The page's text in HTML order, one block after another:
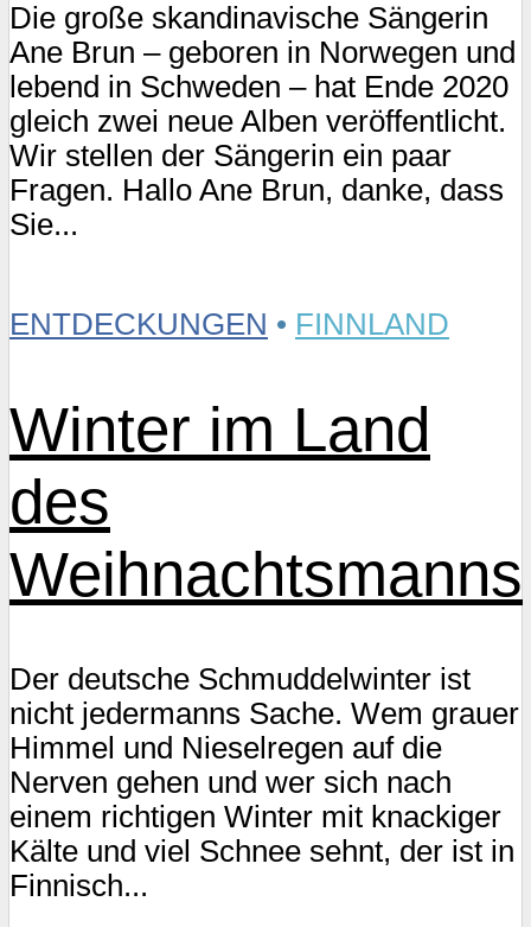
Die große skandinavische Sängerin
Ane Brun – geboren in Norwegen und
lebend in Schweden – hat Ende 2020
gleich zwei neue Alben veröffentlicht.
Wir stellen der Sängerin ein paar
Fragen. Hallo Ane Brun, danke, dass
Sie...
ENTDECKUNGEN • FINNLAND
Winter im Land
des
Weihnachtsmanns
Der deutsche Schmuddelwinter ist
nicht jedermanns Sache. Wem grauer
Himmel und Nieselregen auf die
Nerven gehen und wer sich nach
einem richtigen Winter mit knackiger
Kälte und viel Schnee sehnt, der ist in
Finnisch...